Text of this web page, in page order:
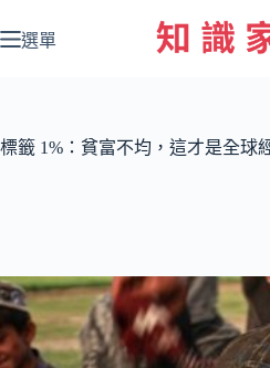
至
容
選單
標籤 1%：貧富不均，這才是全球